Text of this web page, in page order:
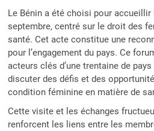
Le Bénin a été choisi pour
septembre, centré sur le droit des
santé. Cet acte constitue une
pour l’engagement du pays. Ce
acteurs clés d’une trentaine de
discuter des défis et des
condition féminine en matière de
Cette visite et les échanges
renforcent les liens entre les